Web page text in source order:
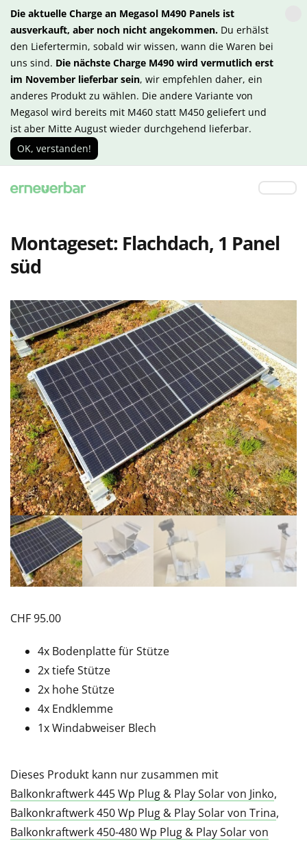
Die aktuelle Charge an Megasol M490 Panels ist
ausverkauft, aber noch nicht angekommen. Du erhälst
den Liefertermin, sobald wir wissen, wann die Waren bei
uns sind. Die nächste Charge M490 wird vermutlich erst
im November lieferbar sein, wir empfehlen daher, ein
anderes Produkt zu wählen. Die andere Variante von
Megasol wird bereits mit M460 statt M450 geliefert und
ist aber Mitte August wieder durchgehend lieferbar.
OK, verstanden!
Montageset: Flachdach, 1 Panel
süd
CHF95.00
4x Bodenplatte für Stütze
2x tiefe Stütze
2x hohe Stütze
4x Endklemme
1x Windabweiser Blech
Dieses Produkt kann nur zusammen mit
Balkonkraftwerk 445 Wp Plug & Play Solar von Jinko,
Balkonkraftwerk 450 Wp Plug & Play Solar von Trina,
Balkonkraftwerk 450-480 Wp Plug & Play Solar von